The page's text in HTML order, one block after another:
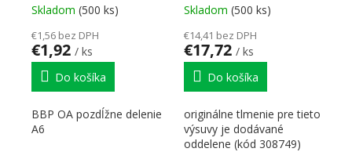
Skladom (500 ks)
€1,56 bez DPH
€1,92 / ks
Do košíka
BBP OA pozdĺžne delenie
A6
Skladom (500 ks)
€14,41 bez DPH
€17,72 / ks
Do košíka
originálne tlmenie pre tieto
výsuvy je dodávané
oddelene (kód 308749)